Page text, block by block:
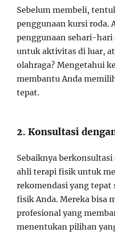
Sebelum membeli,
penggunaan kursi roda.
penggunaan sehari-hari
untuk aktivitas di luar,
olahraga? Mengetahui
membantu Anda
tepat.
2. Konsultasi
Sebaiknya
ahli terapi fisik untuk
rekomendasi yang tepat
fisik Anda. Mereka bisa
profesional yang
menentukan pilihan